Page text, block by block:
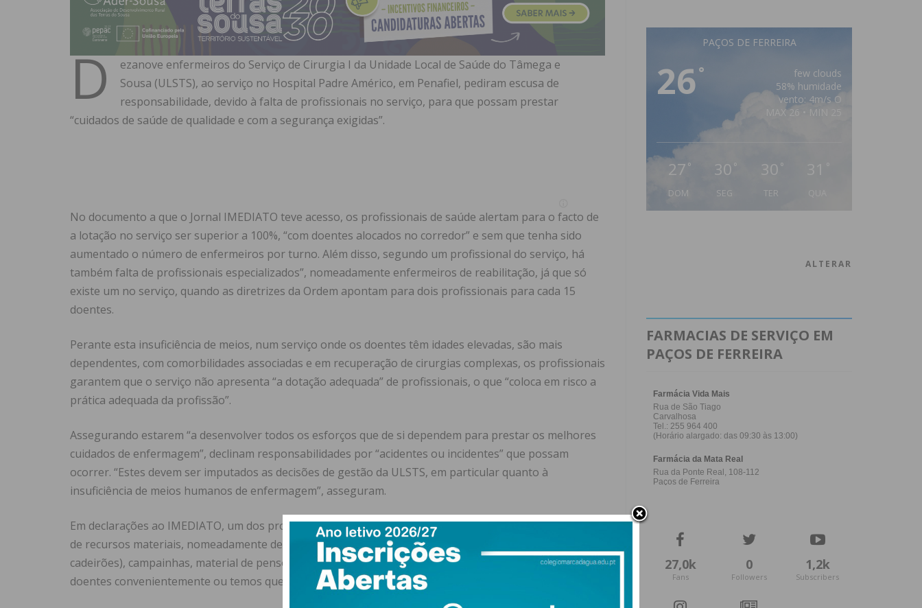
D
ezanove enfermeiros do Serviço de Cirurgia I da Unidade Local de Saúde do Tâmega e
Sousa (ULSTS), ao serviço no Hospital Padre Américo, em Penafiel, pediram escusa de
responsabilidade, devido à falta de profissionais no serviço, para que possam prestar
“cuidados de saúde de qualidade e com a segurança exigidas”.
No documento a que o Jornal IMEDIATO teve acesso, os profissionais de saúde alertam para o facto de
a lotação no serviço ser superior a 100%, “com doentes alocados no corredor” e sem que tenha sido
aumentado o número de enfermeiros por turno. Além disso, segundo um profissional do serviço, há
também falta de profissionais especializados”, nomeadamente enfermeiros de reabilitação, já que só
existe um no serviço, quando as diretrizes da Ordem apontam para dois profissionais para cada 15
doentes.
Perante esta insuficiência de meios, num serviço onde os doentes têm idades elevadas, são mais
dependentes, com comorbilidades associadas e em recuperação de cirurgias complexas, os profissionais
garantem que o serviço não apresenta “a dotação adequada” de profissionais, o que “coloca em risco a
prática adequada da profissão”.
Assegurando estarem “a desenvolver todos os esforços que de si dependem para prestar os melhores
cuidados de enfermagem”, declinam responsabilidades por “acidentes ou incidentes” que possam
ocorrer. “Estes devem ser imputados as decisões de gestão da ULSTS, em particular quanto à
insuficiência de meios humanos de enfermagem”, asseguram.
Em declarações ao IMEDIATO, um dos profissionais que subscreveu o documento, denuncia ainda falta
de recursos materiais, nomeadamente de cadeirões (no serviço, para 26 doentes, existem nove
cadeirões), campainhas, material de penso e a medicação “vem a conta gotas”. “Não podemos tratar os
doentes convenientemente ou temos que ir a outros serviços pedir material”, referiu.
PAÇOS DE FERREIRA
26°
few clouds
58% humidade
vento: 4m/s O
MAX 26 • MIN 25
27 °
DOM
30 °
SEG
30 °
TER
31 °
ALTERAR
FARMACIAS DE SERVIÇO EM
PAÇOS DE FERREIRA
27,0k
Fans
0
Followers
1,2k
Subscribers